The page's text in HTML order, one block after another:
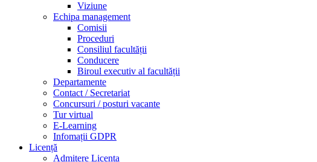
Viziune
Echipa management
Comisii
Proceduri
Consiliul facultății
Conducere
Biroul executiv al facultății
Departamente
Contact / Secretariat
Concursuri / posturi vacante
Tur virtual
E-Learning
Infomații GDPR
Licență
Admitere Licenta